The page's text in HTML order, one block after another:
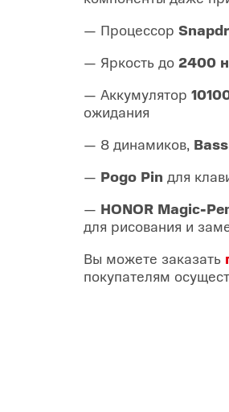
— Процессор
— Яркость до 2400
— Аккумулятор
ожидания
— 8 динамиков,
— Pogo Pin для
— HONOR Magic-
для рисования и
Вы можете заказать
покупателям